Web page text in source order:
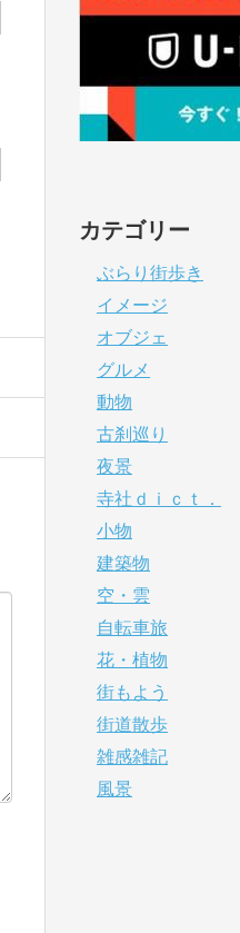
カテゴリー
ぶらり街歩き
イメージ
オブジェ
グルメ
動物
古刹巡り
夜景
寺社ｄｉｃｔ．
小物
建築物
空・雲
自転車旅
花・植物
街もよう
街道散歩
雑感雑記
風景